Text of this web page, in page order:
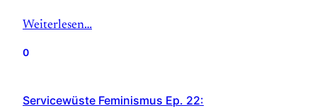
Weiterlesen…
0
Servicewüste Feminismus Ep. 22: